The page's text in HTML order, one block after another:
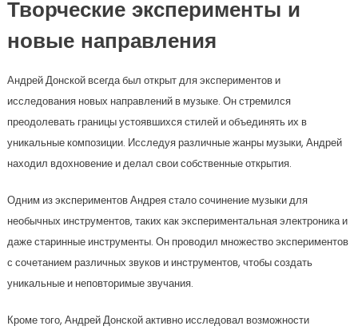
Творческие эксперименты и
новые направления
Андрей Донской всегда был открыт для экспериментов и
исследования новых направлений в музыке. Он стремился
преодолевать границы устоявшихся стилей и объединять их в
уникальные композиции. Исследуя различные жанры музыки, Андрей
находил вдохновение и делал свои собственные открытия.
Одним из экспериментов Андрея стало сочинение музыки для
необычных инструментов, таких как экспериментальная электроника и
даже старинные инструменты. Он проводил множество экспериментов
с сочетанием различных звуков и инструментов, чтобы создать
уникальные и неповторимые звучания.
Кроме того, Андрей Донской активно исследовал возможности